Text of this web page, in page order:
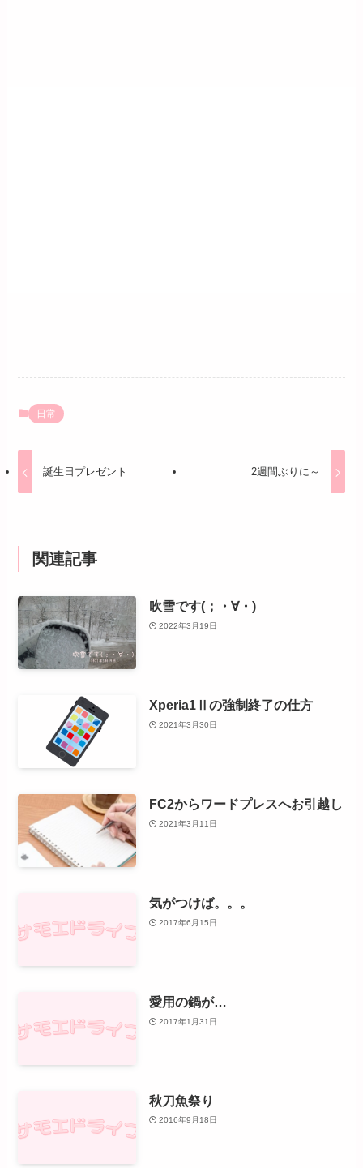
日常
誕生日プレゼント 2週間ぶりに～
関連記事
吹雪です(；・∀・)
2022年3月19日
Xperia1Ⅱの強制終了の仕方
2021年3月30日
FC2からワードプレスへお引越し
2021年3月11日
気がつけば。。。
2017年6月15日
愛用の鍋が…
2017年1月31日
秋刀魚祭り
2016年9月18日